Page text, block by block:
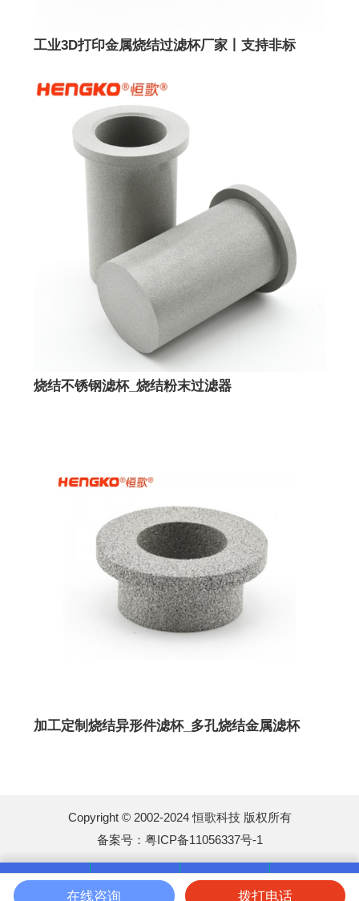
工业3D打印金属烧结过滤杯厂家丨支持非标
烧结不锈钢滤杯_烧结粉末过滤器
加工定制烧结异形件滤杯_多孔烧结金属滤杯
Copyright © 2002-2024 恒歌科技 版权所有
备案号： 粤ICP备11056337号-1
在线咨询 拨打电话